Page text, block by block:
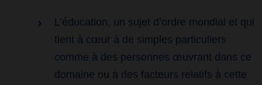
L’éducation, un sujet d’ordre mondial et qui
tient à cœur à de simples particuliers
comme à des personnes œuvrant dans ce
domaine ou à des facteurs relatifs à cette